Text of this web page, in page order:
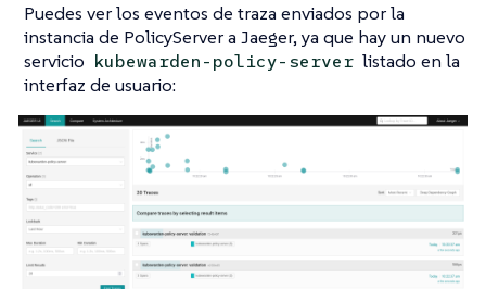
Puedes ver los eventos de traza enviados por la
instancia de PolicyServer a Jaeger, ya que hay un nuevo
servicio kubewarden-policy-server listado en la
interfaz de usuario: